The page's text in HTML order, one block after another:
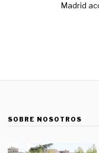
Madrid
SOBRE NOSOTROS